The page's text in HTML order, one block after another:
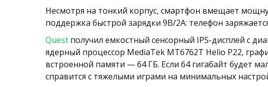
Несмотря на тонкий корпус, смартфон вмещает
поддержка быстрой зарядки 9В/2А: телефон
Quest получил емкостный сенсорный IPS-дисплей с
ядерный процессор MediaTek MT6762T Helio P22,
встроенной памяти — 64 ГБ. Если 64 гигабайт будет
справится с тяжелыми играми на минимальных